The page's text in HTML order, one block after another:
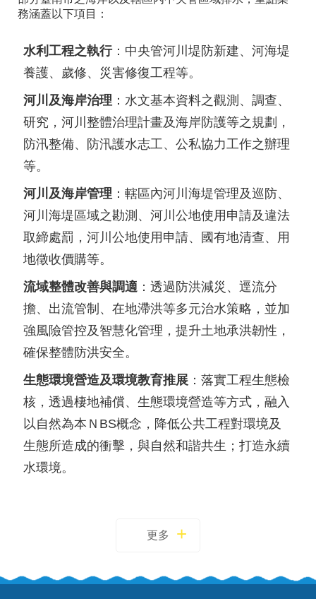
務涵蓋以下項目：
水利工程之執行：中央管河川堤防新建、河海堤
養護、歲修、災害修復工程等。
河川及海岸治理 ：水文基本資料之觀測、調查、
研究，河川整體治理計畫及海岸防護等之規劃，
防汛整備、防汛護水志工、公私協力工作之辦理
等。
河川及海岸管理 ：轄區內河川海堤管理及巡防、
河川海堤區域之勘測、河川公地使用申請及違法
取締處罰，河川公地使用申請、國有地清查、用
地徵收價購等。
流域整體改善與調適 ：透過防洪減災、逕流分
擔、出流管制、在地滯洪等多元治水策略，並加
強風險管控及智慧化管理，提升土地承洪韌性，
確保整體防洪安全。
生態環境營造及環境教育推展 ：落實工程生態檢
核，透過棲地補償、生態環境營造等方式，融入
以自然為本ＮBS概念，降低公共工程對環境及
生態所造成的衝擊，與自然和諧共生；打造永續
水環境。
更多